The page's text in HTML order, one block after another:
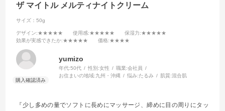
ザ マイトル メルティナイトクリーム
サイズ：50g
デザイン:★★★★★ 使用感:★★★★★ 保湿力:★★★★★
効果が実感できたか:★★★★★ 価格:★★★★
yumizo
年代:50代 性別:女性 職業:会社員
お住まいの地域:九州・沖縄 悩み:たるみ 肌質:混合肌
『少し多めの量でソフトに長めにマッサージ、締めに目の周りにタッ